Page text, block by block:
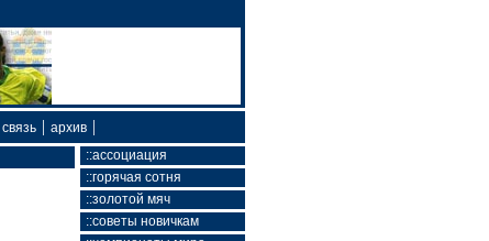
| архив |
::ассоциация
::горячая сотня
::золотой мяч
::советы новичкам